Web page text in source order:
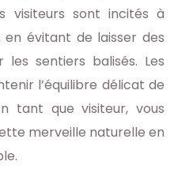
visiteurs sont incités à
évitant de laisser des
sentiers balisés. Les
l’équilibre délicat de
tant que visiteur, vous
merveille naturelle en